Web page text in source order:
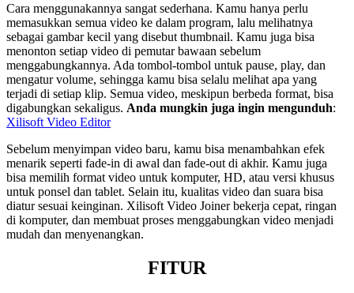
Cara menggunakannya sangat sederhana. Kamu hanya perlu
memasukkan semua video ke dalam program, lalu melihatnya
sebagai gambar kecil yang disebut thumbnail. Kamu juga bisa
menonton setiap video di pemutar bawaan sebelum
menggabungkannya. Ada tombol-tombol untuk pause, play, dan
mengatur volume, sehingga kamu bisa selalu melihat apa yang
terjadi di setiap klip. Semua video, meskipun berbeda format, bisa
digabungkan sekaligus. Anda mungkin juga ingin mengunduh:
Xilisoft Video Editor
Sebelum menyimpan video baru, kamu bisa menambahkan efek
menarik seperti fade-in di awal dan fade-out di akhir. Kamu juga
bisa memilih format video untuk komputer, HD, atau versi khusus
untuk ponsel dan tablet. Selain itu, kualitas video dan suara bisa
diatur sesuai keinginan. Xilisoft Video Joiner bekerja cepat, ringan
di komputer, dan membuat proses menggabungkan video menjadi
mudah dan menyenangkan.
FITUR